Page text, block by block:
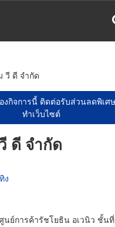
วี ดี จำกัด
กิจการนี้ ติดต่อรับส่วนลดพิเศ
ทำเว็บไซต์
ดี จำกัด
ง
นย์การค้ารัชโยธิน อเวนิว ชั้น